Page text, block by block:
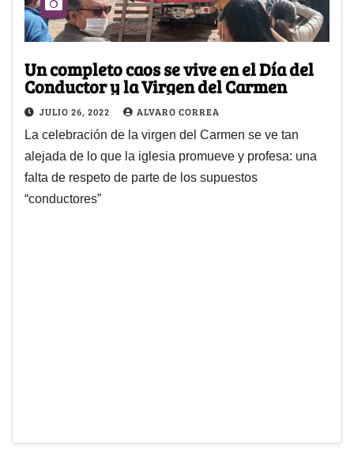
Un completo caos se vive en el Día del
Conductor y la Virgen del Carmen
JULIO 26, 2022 ALVARO CORREA
La celebración de la virgen del Carmen se ve tan
alejada de lo que la iglesia promueve y profesa: una
falta de respeto de parte de los supuestos
“conductores”